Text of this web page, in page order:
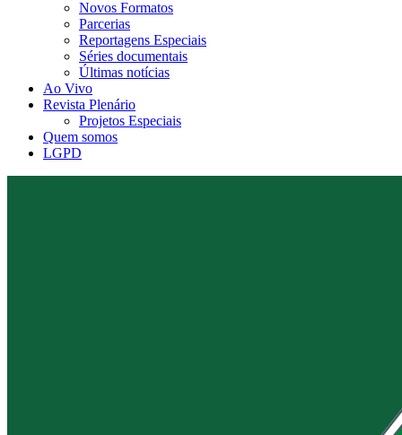
Novos Formatos
Parcerias
Reportagens Especiais
Séries documentais
Últimas notícias
Ao Vivo
Revista Plenário
Projetos Especiais
Quem somos
LGPD